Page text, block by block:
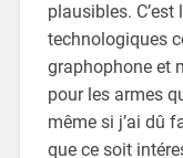
plausibles.
technologiques
graphophone et
pour les armes
même si j’ai dû
que ce soit